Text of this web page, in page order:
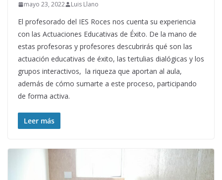
mayo 23, 2022 Luis Llano
El profesorado del IES Roces nos cuenta su experiencia
con las Actuaciones Educativas de Éxito. De la mano de
estas profesoras y profesores descubrirás qué son las
actuación educativas de éxito, las tertulias dialógicas y los
grupos interactivos, la riqueza que aportan al aula,
además de cómo sumarte a este proceso, participando
de forma activa.
Leer más